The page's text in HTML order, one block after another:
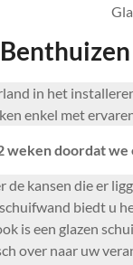
in het
enkel met
doordat
kansen die er
biedt u
is een glazen
over naar uw